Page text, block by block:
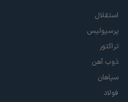
استقلال
پرسپولیس
تراکتور
ذوب آهن
سپاهان
فولاد